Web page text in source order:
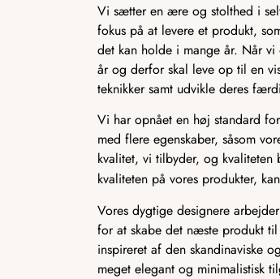
Vi sætter en ære og stolthed i
fokus på at levere et produkt,
det kan holde i mange år. Når
år og derfor skal leve op til en
teknikker samt udvikle deres
Vi har opnået en høj standard
med flere egenskaber, såsom
kvalitet, vi tilbyder, og
kvaliteten på vores produkter,
Vores dygtige designere
for at skabe det næste produkt
inspireret af den skandinaviske
meget elegant og minimalistisk